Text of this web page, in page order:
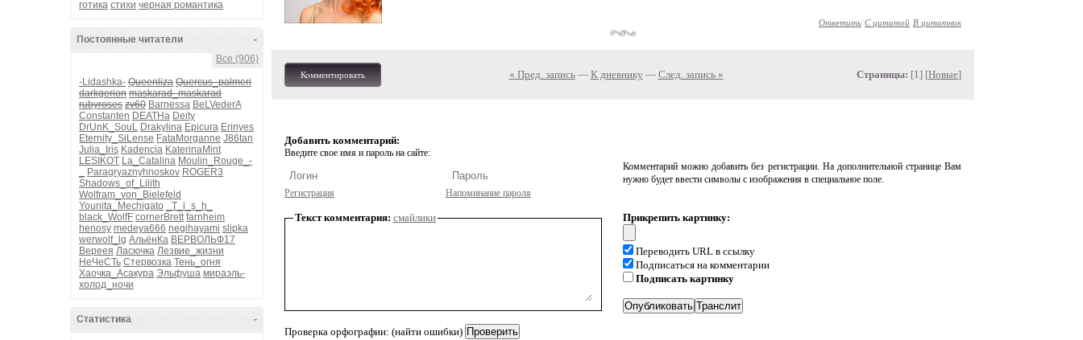
готика стихи черная романтика
-
Постоянные читатели
Все (906)
-Lidashka- Queenliza Quercus_palmeri
darkgerion maskarad_maskarad
rubyroses zv60 Barnessa BeLVederA
Constanten DEATHa Deity
DrUnK_SouL Drakylina Epicura Erinyes
Eternity_SiLense FataMorganne J86tan
Julia_Iris Kadencia KaterinaMint
LESIKOT La_Catalina Moulin_Rouge_-
Paragryaznyhnoskov ROGER3
Shadows_of_Lilith
Wolfram_von_Bielefeld
Younita_Mechigato
_T_i_s_h_
black_WolfF cornerBrett farnheim
henosy medeya666 negihayami slipka
werwolf_lg АльёнКа ВЕРВОЛЬФ17
Вереея Ласючка Лезвие_жизни
НеЧеСТь Стервозка Тень_огня
Хаочка_Асакура Эльфуша мираэль-
холод_ночи
-
Статистика
Ответить С цитатой В цитатник
Комментировать « Пред. запись— К дневнику — След. запись » Страницы: [1] [Новые]
Добавить комментарий:
Введите свое имя и пароль на сайте:
Регистрация Напоминание пароля
Комментарий можно добавить без регистрации. На дополнительной странице Вам
нужно будет ввести символы с изображения в специальное поле.
Текст комментария: смайлики
Проверка орфографии: (найти ошибки)
Прикрепить картинку:
Переводить URL в ссылку
Подписаться на комментарии
Подписать картинку